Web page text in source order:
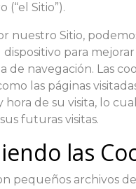
(“el Sitio”).
nuestro Sitio,
dispositivo para
de navegación. Las
las páginas
hora de su visita, lo
futuras visitas.
las
pequeños archivos